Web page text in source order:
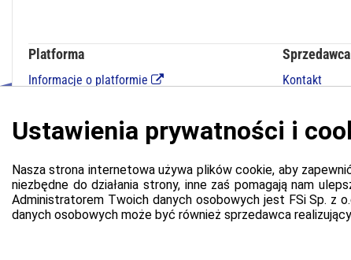
Platforma
Informacje o platformie
Polityka prywatności platformy
Zgłoś błąd lub naruszenie
Ustawienia cookie
Sprzedawca
Kontakt